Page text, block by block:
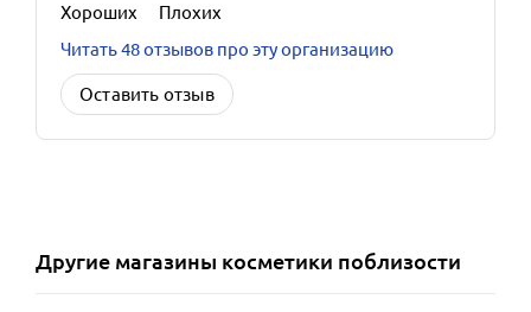
Хороших
Плохих
Читать 48 отзывов про эту организацию
Оставить отзыв
Другие магазины косметики поблизости